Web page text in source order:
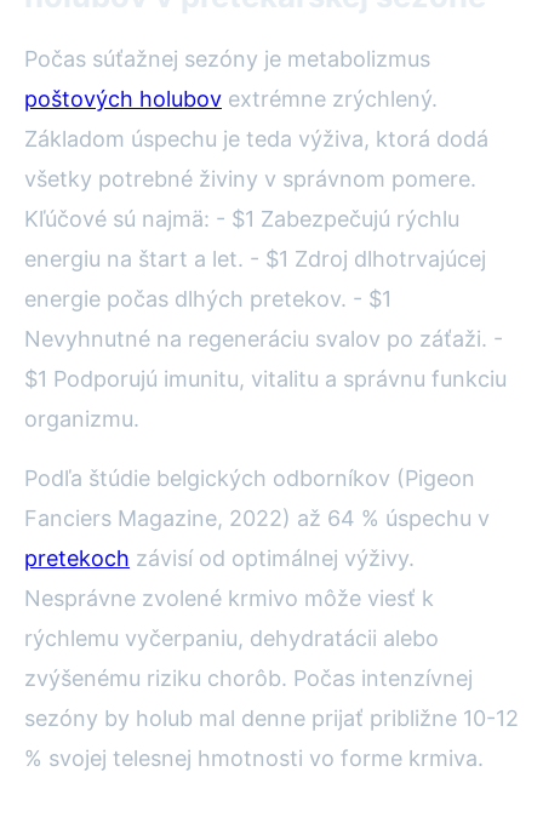
Počas súťažnej sezóny je metabolizmus
poštových holubov extrémne zrýchlený.
Základom úspechu je teda výživa, ktorá dodá
všetky potrebné živiny v správnom pomere.
Kľúčové sú najmä: - $1 Zabezpečujú rýchlu
energiu na štart a let. - $1 Zdroj dlhotrvajúcej
energie počas dlhých pretekov. - $1
Nevyhnutné na regeneráciu svalov po záťaži. -
$1 Podporujú imunitu, vitalitu a správnu funkciu
organizmu.
Podľa štúdie belgických odborníkov (Pigeon
Fanciers Magazine, 2022) až 64 % úspechu v
pretekoch závisí od optimálnej výživy.
Nesprávne zvolené krmivo môže viesť k
rýchlemu vyčerpaniu, dehydratácii alebo
zvýšenému riziku chorôb. Počas intenzívnej
sezóny by holub mal denne prijať približne 10-12
% svojej telesnej hmotnosti vo forme krmiva.